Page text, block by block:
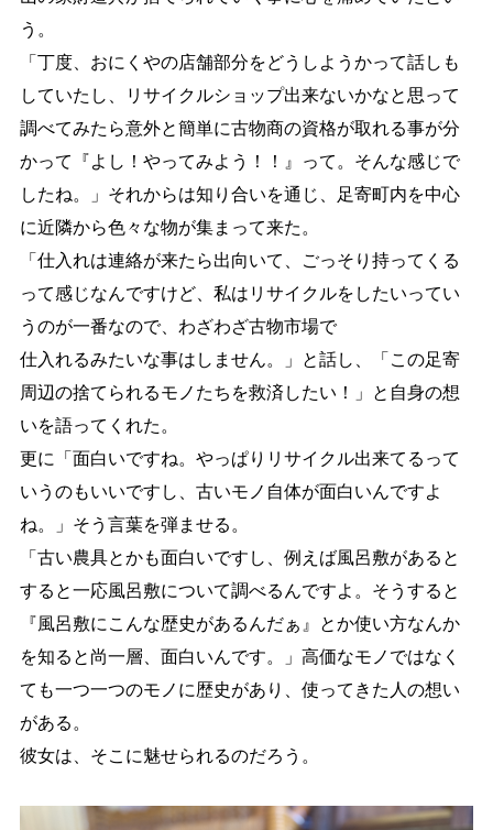
う。
「丁度、おにくやの店舗部分をどうしようかって話しも
していたし、リサイクルショップ出来ないかなと 思って
調べてみたら意外と簡単に古物商の資格が取れる事が分
かって『よし！やってみよう！！』って。 そんな感じで
したね。」それからは知り合いを通じ、足寄町内を中心
に近隣から色々な物が集まって来た。
「仕入れは連絡が来たら出向いて、ごっそり持ってくる
って感じなんですけど、私はリサイクルをしたいってい
うのが一番なので、わざわざ古物市場で
仕入れるみたいな事はしません。」と話し、「この足寄
周辺の捨てられるモノたちを救済したい！」と自身の想
いを語ってくれた。
更に「面白いですね。やっぱりリサイクル出来てるって
いうのもいいですし、古いモノ自体が面白いんですよ
ね。」そう言葉を弾ませる。
「古い農具とかも面白いですし、例えば風呂敷があると
すると一応風呂敷について調べるんですよ。そうすると
『風呂敷にこんな歴史があるんだぁ』とか使い方なんか
を知ると尚一層、面白いんです。」 高価なモノではなく
ても一つ一つのモノに歴史があり、使ってきた人の想い
がある。
彼女は、そこに魅せられるのだろう。